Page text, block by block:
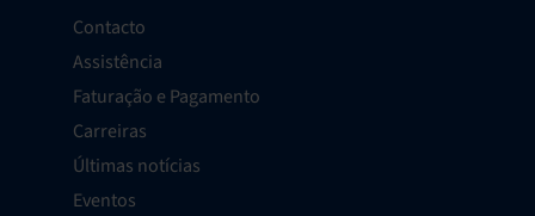
Contacto
Assistência
Faturação e Pagamento
Carreiras
Últimas notícias
Eventos